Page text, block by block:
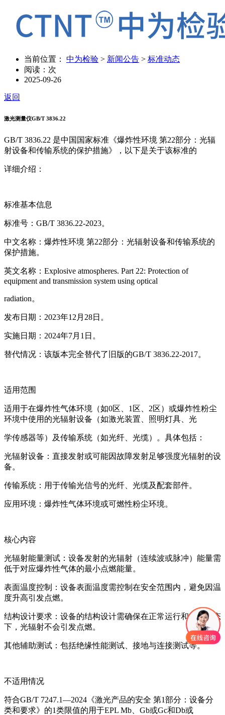
当前位置： 中为检验 > 新闻公告 > 标准动态
阅读： 次
2025-09-26
返回
激光测量仪GB/T 3836.22
GB/T 3836.22 是中国国家标准《爆炸性环境 第22部分：光辐
射设备和传输系统的保护措施》，以下是关于该标准的
详细介绍：
标准基本信息
标准号：GB/T 3836.22-2023。
中文名称：爆炸性环境 第22部分：光辐射设备和传输系统的
保护措施。
英文名称：Explosive atmospheres. Part 22: Protection of
equipment and transmission system using optical
radiation。
发布日期：2023年12月28日。
实施日期：2024年7月1日。
替代情况：该版本完全替代了旧版的GB/T 3836.22-2017。
适用范围
适用于在爆炸性气体环境（如0区、1区、2区）或爆炸性粉尘
环境中使用的光辐射设备（如激光装置、照明灯具、光
学传感器等）及传输系统（如光纤、光缆）。具体包括：
光辐射设备：直接发射或可能因故障发射足够强度光辐射的设
备。
传输系统：用于传输光信号的光纤、光缆及配套部件。
应用环境：爆炸性气体环境或可燃性粉尘环境。
核心内容
光辐射能量测试：设备发射的光辐射（连续波或脉冲）能量需
低于对应爆炸性气体的最小点燃能量。
表面温度控制：设备表面温度需控制在安全范围内，避免因温
度升高引发点燃。
结构设计要求：设备的结构设计需确保在正常运行和故障状态
下，光辐射不会引发点燃。
其他辅助测试：包括绝缘性能测试、接地与连接测试等。
不适用情况
符合GB/T 7247.1—2024《激光产品的安全 第1部分：设备分
类和要求》的1类限值的用于EPL Mb、Gb或Gc和Db或